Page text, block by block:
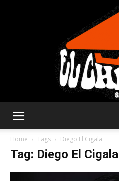
Home Tags Diego El Cigala
Tag: Diego El Cigala